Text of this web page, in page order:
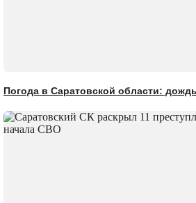
Погода в Саратовской области: